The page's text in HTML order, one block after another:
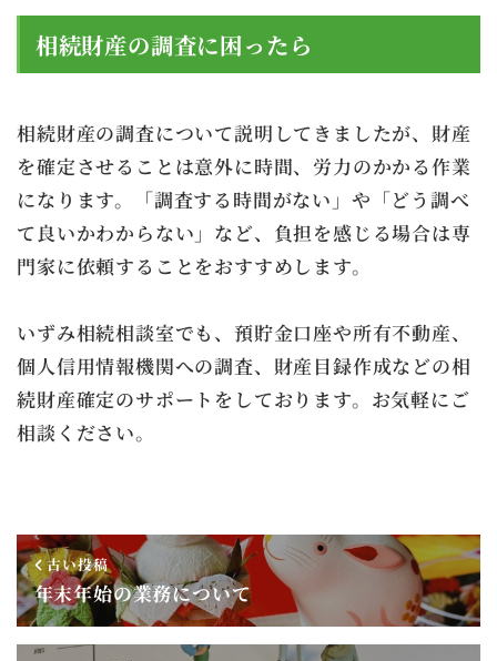
相続財産の調査に困ったら
相続財産の調査について説明してきましたが、財産
を確定させることは意外に時間、労力のかかる作業
になります。「調査する時間がない」や「どう調べ
て良いかわからない」など、負担を感じる場合は専
門家に依頼することをおすすめします。
いずみ相続相談室でも、預貯金口座や所有不動産、
個人信用情報機関への調査、財産目録作成などの相
続財産確定のサポートをしております。お気軽にご
相談ください。
古い投稿
年末年始の業務について